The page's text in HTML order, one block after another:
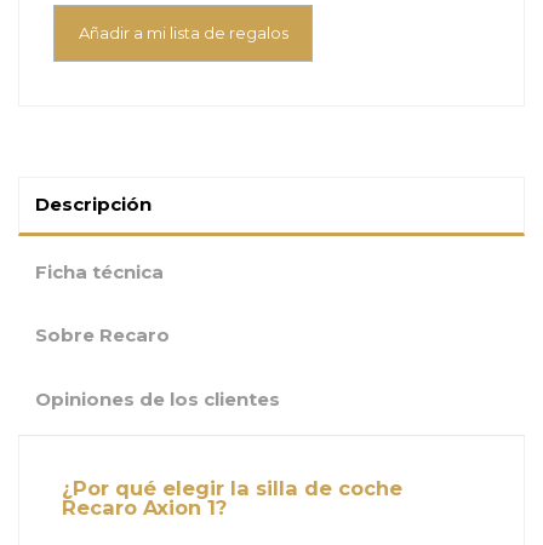
Añadir a mi lista de regalos
Descripción
Ficha técnica
Sobre Recaro
Opiniones de los clientes
¿Por qué elegir la silla de coche
Recaro Axion 1?